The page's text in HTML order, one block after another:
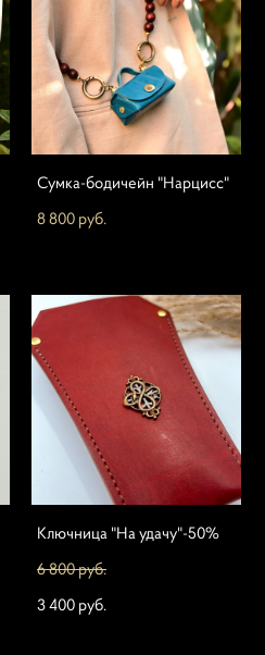
Сумка-бодичейн "Нарцисс"
8 800 pуб.
Ключница "На удачу"-50%
6 800 pуб.
3 400 pуб.